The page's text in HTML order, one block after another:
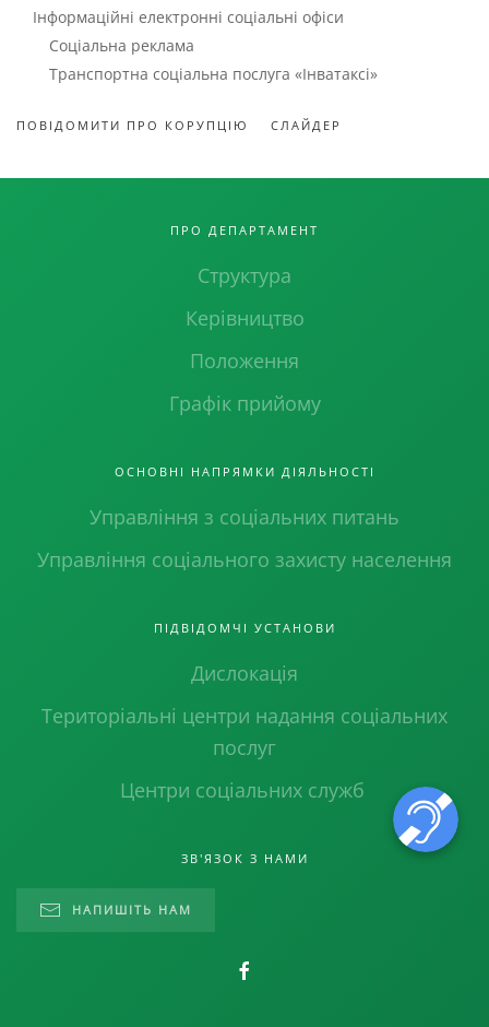
Інформаційні електронні соціальні офіси
Соціальна реклама
Транспортна соціальна послуга «Інватаксі»
ПОВІДОМИТИ ПРО КОРУПЦІЮ СЛАЙДЕР
ПРО ДЕПАРТАМЕНТ
Структура
Керівництво
Положення
Графік прийому
ОСНОВНІ НАПРЯМКИ ДІЯЛЬНОСТІ
Управління з соціальних питань
Управління соціального захисту населення
ПІДВІДОМЧІ УСТАНОВИ
Дислокація
Територіальні центри надання соціальних
послуг
Центри соціальних служб
ЗВ'ЯЗОК З НАМИ
НАПИШІТЬ НАМ